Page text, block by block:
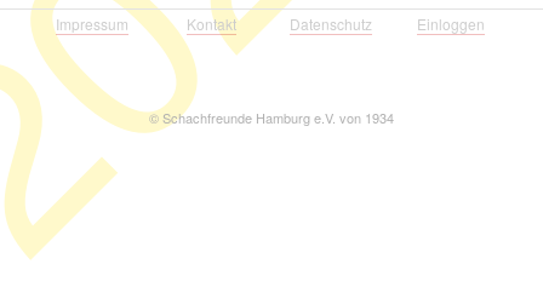
Impressum Kontakt Datenschutz Einloggen
©Schachfreunde Hamburg e.V. von 1934